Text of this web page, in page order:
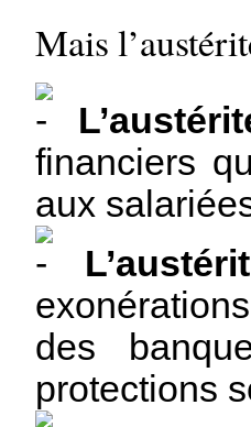
Mais
financiers
aux
des
protections